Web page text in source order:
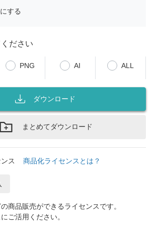
する
ださい
PNG AI ALL
ダウンロード
まとめてダウンロード
ス 商品化ライセンスとは？
商品販売ができるライセンスです。
ご活用ください。